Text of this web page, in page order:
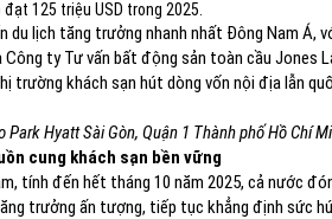
125 triệu USD trong 2025.
lịch tăng trưởng nhanh nhất Đông Nam Á,
ty Tư vấn bất động sản toàn cầu Jones
trường khách sạn hút dòng vốn nội địa lẫn
Park Hyatt Sài Gòn, Quận 1 Thành phố Hồ Chí
cung khách sạn bền vững
tính đến hết tháng 10 năm 2025, cả nước
trưởng ấn tượng, tiếp tục khẳng định sức